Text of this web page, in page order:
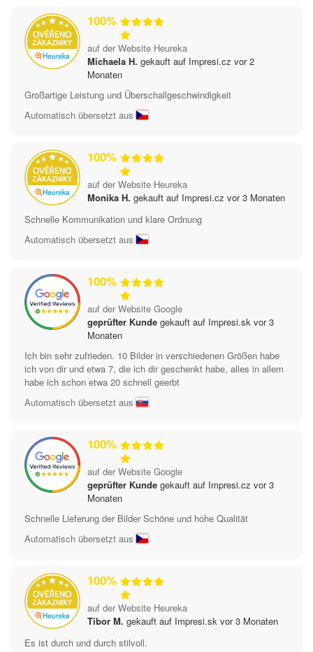
100%
auf der Website Heureka
Michaela H. gekauft auf Impresi.cz vor 2
Monaten
Großartige Leistung und Überschallgeschwindigkeit
Automatisch übersetzt aus
100%
auf der Website Heureka
Monika H. gekauft auf Impresi.cz vor 3 Monaten
Schnelle Kommunikation und klare Ordnung
Automatisch übersetzt aus
100%
auf der Website Google
geprüfter Kunde gekauft auf Impresi.sk vor 3
Monaten
Ich bin sehr zufrieden. 10 Bilder in verschiedenen Größen habe
ich von dir und etwa 7, die ich dir geschenkt habe, alles in allem
habe ich schon etwa 20 schnell geerbt
Automatisch übersetzt aus
100%
auf der Website Google
geprüfter Kunde gekauft auf Impresi.cz vor 3
Monaten
Schnelle Lieferung der Bilder Schöne und hohe Qualität
Automatisch übersetzt aus
100%
auf der Website Heureka
Tibor M. gekauft auf Impresi.sk vor 3 Monaten
Es ist durch und durch stilvoll.